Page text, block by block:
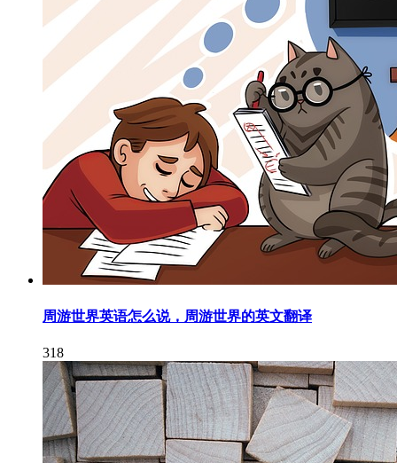
周游世界英语怎么说，周游世界的英文翻译
318